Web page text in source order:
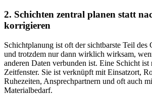
2. Schichten zentral planen statt
korrigieren
Schichtplanung ist oft der sichtbarste Teil des
und trotzdem nur dann wirklich wirksam,
anderen Daten verbunden ist. Eine Schicht ist
Zeitfenster. Sie ist verknüpft mit Einsatzort,
Ruhezeiten, Ansprechpartnern und oft auch
Materialbedarf.